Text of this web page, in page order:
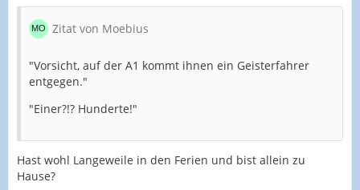
Zitat von Moebius
"Vorsicht, auf der A1 kommt ihnen ein Geisterfahrer
entgegen."
"Einer?!? Hunderte!"
Hast wohl Langeweile in den Ferien und bist allein zu
Hause?